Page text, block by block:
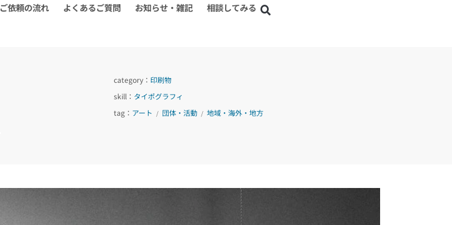
ご依頼の流れ よくあるご質問 お知らせ・雑記 相談してみる
category： 印刷物
skill： タイポグラフィ
tag： アート / 団体・活動 / 地域・海外・地方